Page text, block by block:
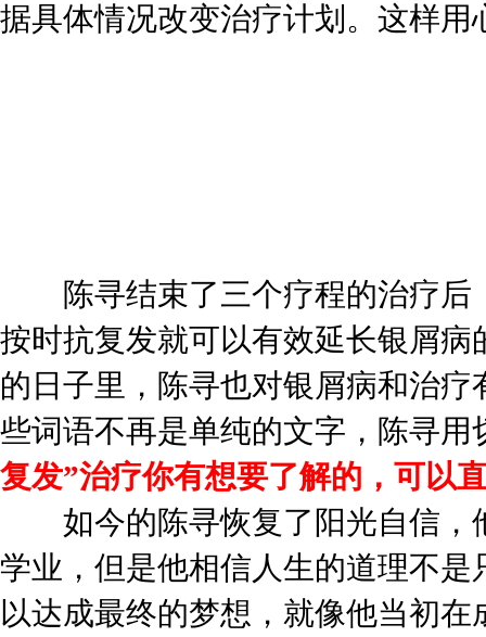
据具体情况改变治疗计划。这样
陈寻结束了三个疗程的治疗后
按时抗复发就可以有效延长银屑
的日子里，陈寻也对银屑病和治疗
些词语不再是单纯的文字，陈寻用
复发”治疗你有想要了解的，可以
如今的陈寻恢复了阳光自信，
学业，但是他相信人生的道理不
以达成最终的梦想，就像他当初